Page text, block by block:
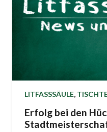
LITFASSSÄULE,
Erfolg bei den